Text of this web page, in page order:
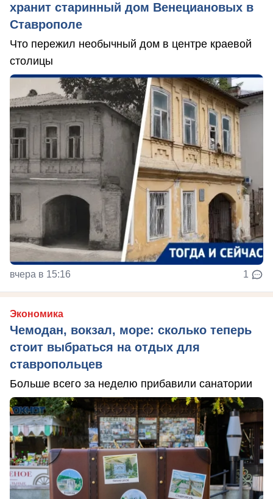
хранит старинный дом Венециановых в
Ставрополе
Что пережил необычный дом в центре краевой
столицы
вчера в 15:16 1
Экономика
Чемодан, вокзал, море: сколько теперь
стоит выбраться на отдых для
ставропольцев
Больше всего за неделю прибавили санатории